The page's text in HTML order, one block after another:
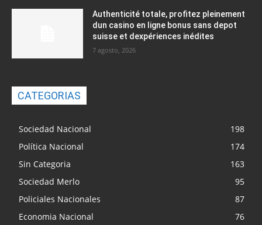
Authenticité totale, profitez pleinement
dun casino en ligne bonus sans depot
suisse et dexpériences inédites
7 agosto, 2026
CATEGORIAS
Sociedad Nacional
198
Política Nacional
174
Sin Categoria
163
Sociedad Merlo
95
Policiales Nacionales
87
Economia Nacional
76